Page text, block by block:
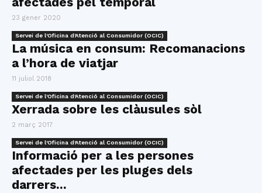
23 gener 2020
Servei de l'Oficina d'Atenció al Consumidor (OCIC)
La música en consum: Recomanacions
a l’hora de viatjar
11 juliol 2018
Servei de l'Oficina d'Atenció al Consumidor (OCIC)
Xerrada sobre les clàusules sòl
2 març 2017
Servei de l'Oficina d'Atenció al Consumidor (OCIC)
Informació per a les persones
afectades per les pluges dels
darrers...